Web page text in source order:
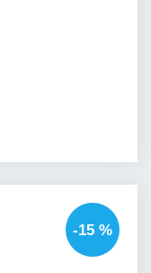
-15 %